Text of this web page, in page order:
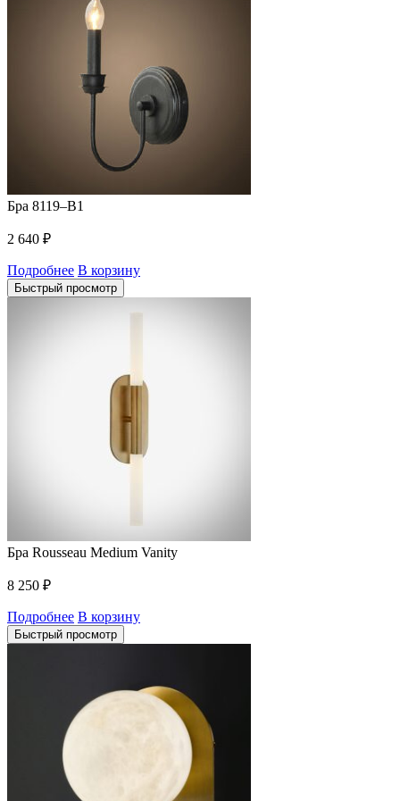
Бра 8119–B1
2 640 ₽
Подробнее В корзину
Быстрый просмотр
Бра Rousseau Medium Vanity
8 250 ₽
Подробнее В корзину
Быстрый просмотр